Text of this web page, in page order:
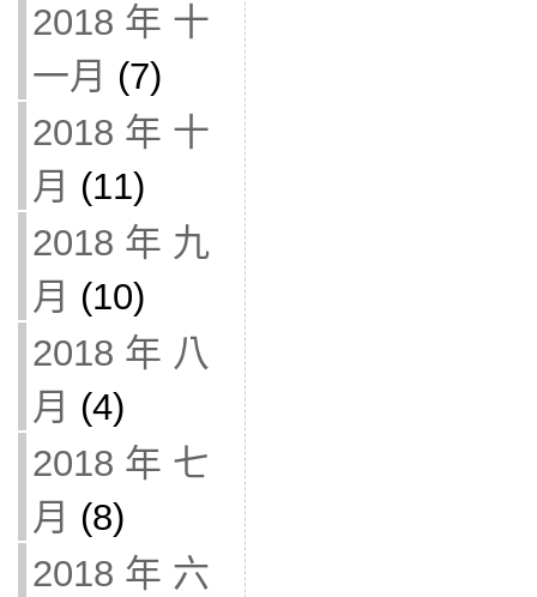
2018 年 十
一月 (7)
2018 年 十
月 (11)
2018 年 九
月 (10)
2018 年 八
月 (4)
2018 年 七
月 (8)
2018 年 六